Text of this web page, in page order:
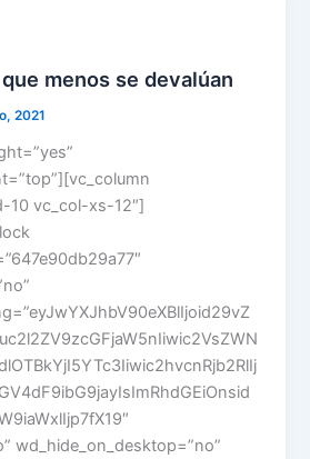
menos se devalúan
2021
10 vc_col-xs-12″]
wd_hide_on_desktop=”no”